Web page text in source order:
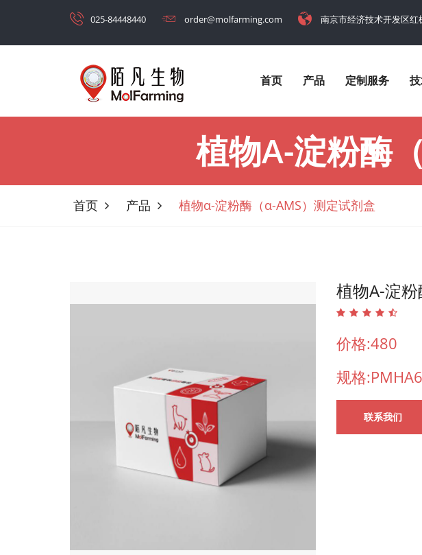
025-84448440 order@molfarming.com 南京市经济技术开发区红
首页 产品 定制服务
植物α-淀粉酶
首页 产品 植物α-淀粉酶（α-AMS）测定试剂盒
植物α-淀
价格:480
规格
联系我们